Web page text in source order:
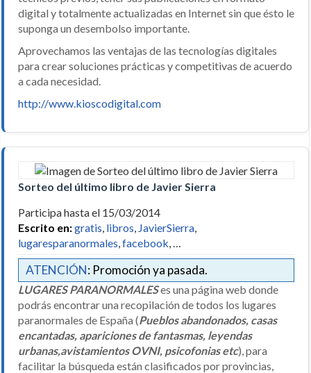
digital y totalmente actualizadas en Internet sin que ésto le
suponga un desembolso importante.
Aprovechamos las ventajas de las tecnologías digitales
para crear soluciones prácticas y competitivas de acuerdo
a cada necesidad.
http://www.kioscodigital.com
Sorteo del último libro de Javier Sierra
Participa hasta el 15/03/2014
Escrito en:gratis, libros, JavierSierra,
lugaresparanormales,facebook, …
ATENCIÓN: Promoción ya pasada.
LUGARES PARANORMALESes una página web donde
podrás encontrar una recopilación de todos los lugares
paranormales de España (Pueblos abandonados, casas
encantadas, apariciones de fantasmas, leyendas
urbanas,avistamientos OVNI, psicofonias etc), para
facilitar la búsqueda están clasificados por provincias,